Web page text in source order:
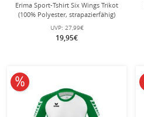
Erima Sport-Tshirt Six Wings Trikot
(100% Polyester, strapazierfähig)
curacaoblau Kinder
UVP: 27,99€
19,95€
10% reduziert